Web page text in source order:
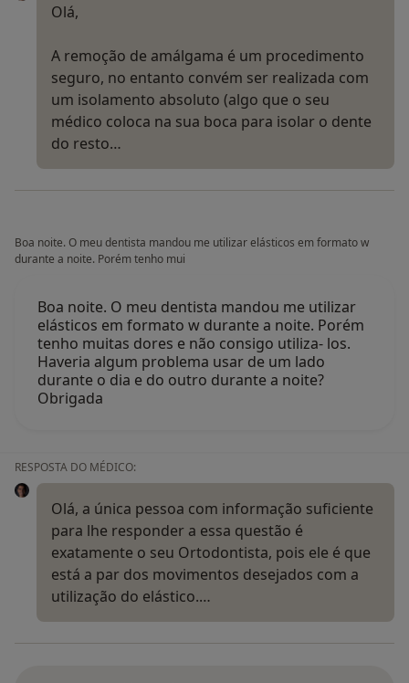
Olá,
A remoção de amálgama é um procedimento
seguro, no entanto convém ser realizada com
um isolamento absoluto (algo que o seu
médico coloca na sua boca para isolar o dente
do resto…
Boa noite. O meu dentista mandou me utilizar elásticos em formato w
durante a noite. Porém tenho mui
Boa noite. O meu dentista mandou me utilizar
elásticos em formato w durante a noite. Porém
tenho muitas dores e não consigo utiliza- los.
Haveria algum problema usar de um lado
durante o dia e do outro durante a noite?
Obrigada
RESPOSTA DO MÉDICO:
Olá, a única pessoa com informação suficiente
para lhe responder a essa questão é
exatamente o seu Ortodontista, pois ele é que
está a par dos movimentos desejados com a
utilização do elástico.…